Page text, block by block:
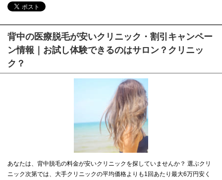
背中の医療脱毛が安いクリニック・割引キャンペー
ン情報｜お試し体験できるのはサロン？クリニッ
ク？
あなたは、背中脱毛の料金が安いクリニックを探していませんか？ 選ぶクリ
ニック次第では、大手クリニックの平均価格よりも1回あたり最大6万円安く